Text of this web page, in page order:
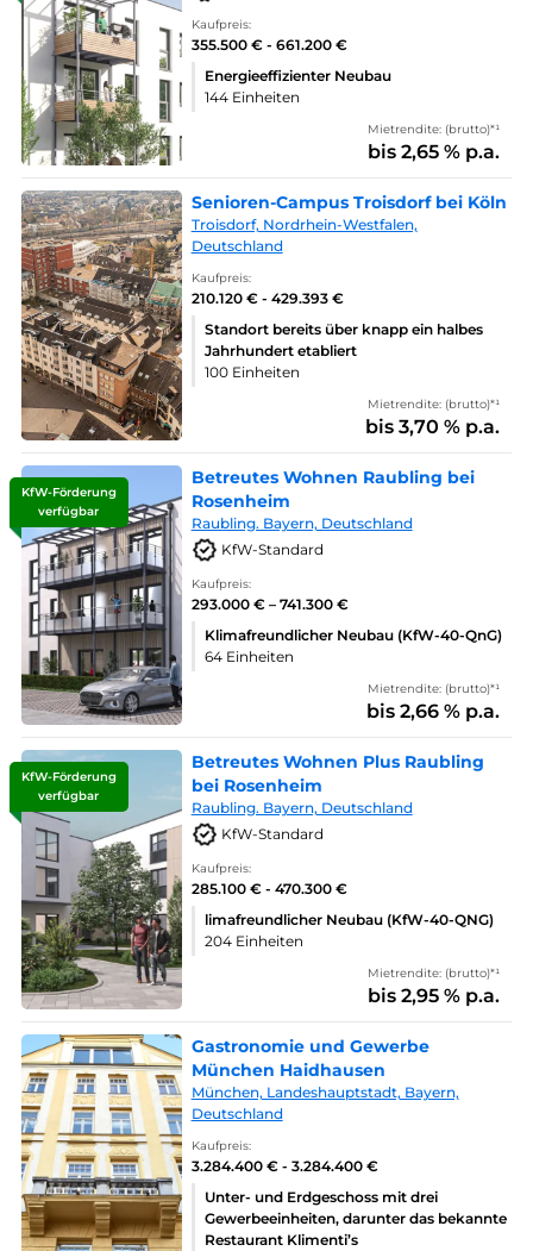
Kaufpreis:
355.500 € - 661.200 €
Energieeffizienter Neubau
144 Einheiten
Mietrendite: (brutto)*¹
bis 2,65 % p.a.
Senioren-Campus Troisdorf bei Köln
Troisdorf, Nordrhein-Westfalen,
Deutschland
Kaufpreis:
210.120 € - 429.393 €
Standort bereits über knapp ein halbes
Jahrhundert etabliert
100 Einheiten
Mietrendite: (brutto)*¹
bis 3,70 % p.a.
KfW-Förderung
verfügbar
Betreutes Wohnen Raubling bei
Rosenheim
Raubling. Bayern, Deutschland
KfW-Standard
Kaufpreis:
293.000 € – 741.300 €
Klimafreundlicher Neubau (KfW-40-QnG)
64 Einheiten
Mietrendite: (brutto)*¹
bis 2,66 % p.a.
KfW-Förderung
verfügbar
Betreutes Wohnen Plus Raubling
bei Rosenheim
Raubling. Bayern, Deutschland
KfW-Standard
Kaufpreis:
285.100 € - 470.300 €
limafreundlicher Neubau (KfW-40-QNG)
204 Einheiten
Mietrendite: (brutto)*¹
bis 2,95 % p.a.
Gastronomie und Gewerbe
München Haidhausen
München, Landeshauptstadt, Bayern,
Deutschland
Kaufpreis:
3.284.400 € - 3.284.400 €
Unter- und Erdgeschoss mit drei
Gewerbeeinheiten, darunter das bekannte
Restaurant Klimenti’s